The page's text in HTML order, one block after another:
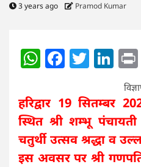
3 years ago Pramod Kumar
WhatsApp
हरिद्वार 19 सितम्बर
स्थित श्री शम्भू
चतुर्थी उत्सव श्रद्धा व
इस अवसर पर श्री